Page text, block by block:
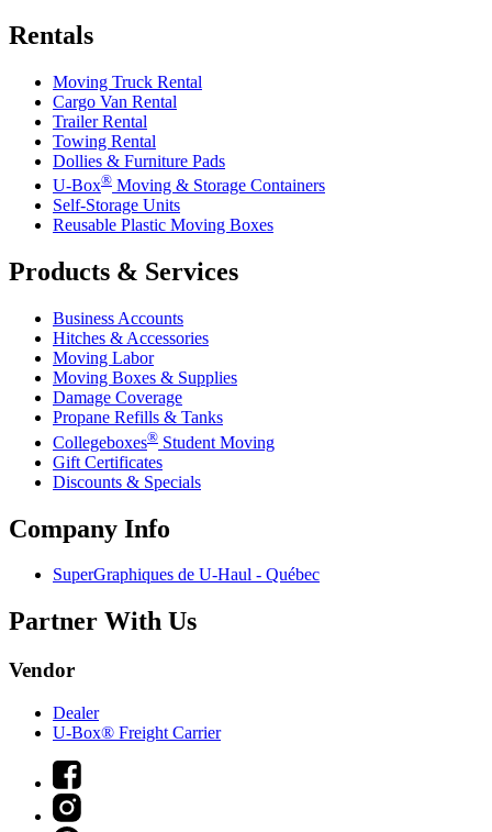
Rentals
Moving Truck Rental
Cargo Van Rental
Trailer Rental
Towing Rental
Dollies & Furniture Pads
U-Box® Moving & Storage Containers
Self-Storage Units
Reusable Plastic Moving Boxes
Products & Services
Business Accounts
Hitches & Accessories
Moving Labor
Moving Boxes & Supplies
Damage Coverage
Propane Refills & Tanks
Collegeboxes® Student Moving
Gift Certificates
Discounts & Specials
Company Info
SuperGraphiques de U-Haul - Québec
Partner With Us
Vendor
Dealer
U-Box® Freight Carrier